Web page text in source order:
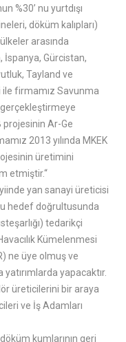
%30’ nu yurtdışı
döküm kalıpları)
arasında
İspanya, Gürcistan,
Tayland ve
ile firmamız Savunma
projesinin Ar-Ge
2013 yılında MKEK
üretimini
etmiştir.“
yan sanayi üreticisi
hedef doğrultusunda
tedarikçi
Kümelenmesi
ne üye olmuş ve
yapacaktır.
üreticilerini bir araya
ve İş Adamları
kumlarının geri